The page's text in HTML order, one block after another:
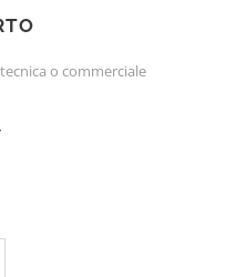
o commerciale